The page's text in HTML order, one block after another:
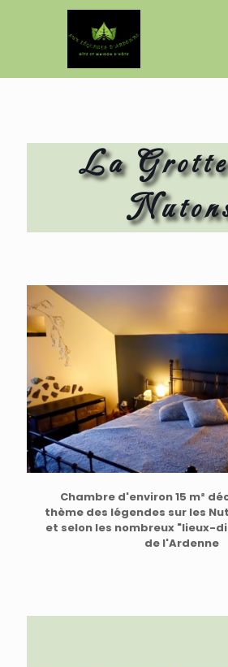
La
Chambre d'environ 15 m²
thème des légendes sur les
et selon les nombreux "lieux-
de l'Ardenne